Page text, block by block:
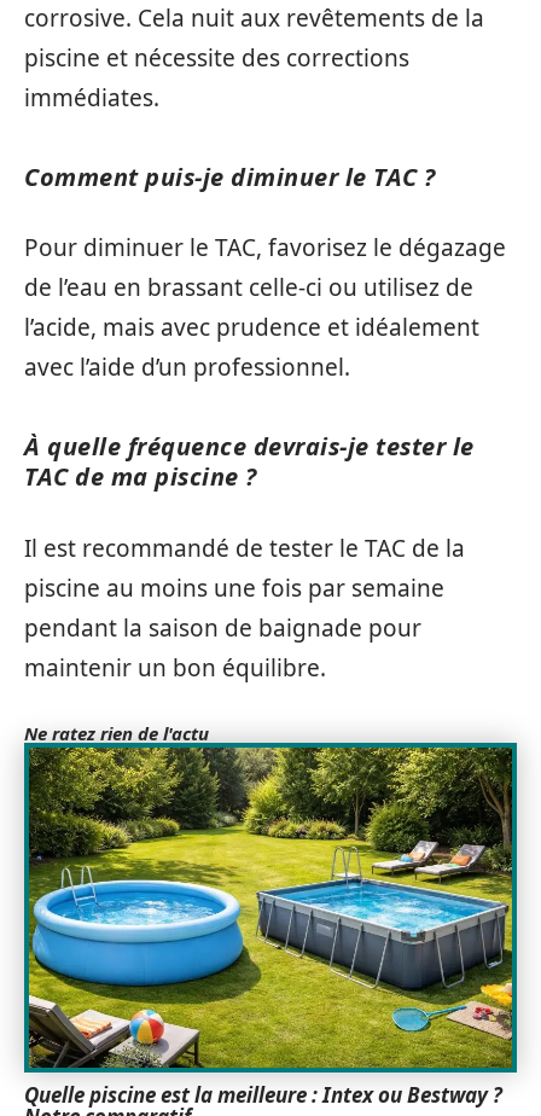
corrosive. Cela nuit aux revêtements de la
piscine et nécessite des corrections
immédiates.
Comment puis-je diminuer le TAC ?
Pour diminuer le TAC, favorisez le dégazage
de l’eau en brassant celle-ci ou utilisez de
l’acide, mais avec prudence et idéalement
avec l’aide d’un professionnel.
À quelle fréquence devrais-je tester le
TAC de ma piscine ?
Il est recommandé de tester le TAC de la
piscine au moins une fois par semaine
pendant la saison de baignade pour
maintenir un bon équilibre.
Ne ratez rien de l'actu
Quelle piscine est la meilleure : Intex ou Bestway ?